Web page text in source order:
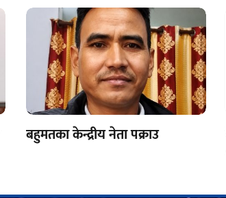
बहुमतका केन्द्रीय नेता पक्राउ